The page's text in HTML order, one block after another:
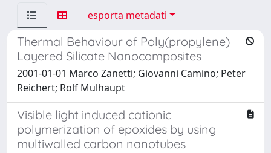
esporta metadati
Thermal Behaviour of Poly(propylene)
Layered Silicate Nanocomposites
2001-01-01 Marco Zanetti; Giovanni Camino; Peter
Reichert; Rolf Mulhaupt
Visible light induced cationic
polymerization of epoxides by using
multiwalled carbon nanotubes